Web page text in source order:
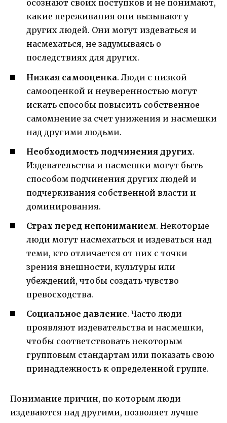
осознают своих поступков и не понимают,
какие переживания они вызывают у
других людей. Они могут издеваться и
насмехаться, не задумываясь о
последствиях для других.
Низкая самооценка. Люди с низкой
самооценкой и неуверенностью могут
искать способы повысить собственное
самомнение за счет унижения и насмешки
над другими людьми.
Необходимость подчинения других.
Издевательства и насмешки могут быть
способом подчинения других людей и
подчеркивания собственной власти и
доминирования.
Страх перед непониманием. Некоторые
люди могут насмехаться и издеваться над
теми, кто отличается от них с точки
зрения внешности, культуры или
убеждений, чтобы создать чувство
превосходства.
Социальное давление. Часто люди
проявляют издевательства и насмешки,
чтобы соответствовать некоторым
групповым стандартам или показать свою
принадлежность к определенной группе.
Понимание причин, по которым люди
издеваются над другими, позволяет лучше